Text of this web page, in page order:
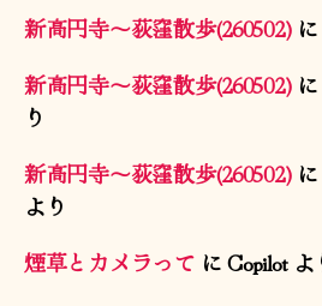
新高円寺〜荻窪散歩(260502)に
新高円寺〜荻窪散歩(260502)に
り
新高円寺〜荻窪散歩(260502)に
より
煙草とカメラってにCopilotよ